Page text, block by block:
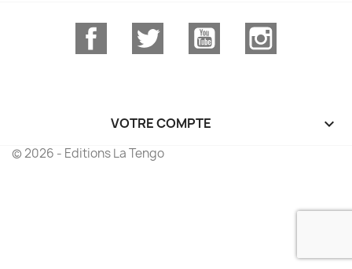
Facebook Twitter YouTube
VOTRE COMPTE 
© 2026 - Editions La Tengo